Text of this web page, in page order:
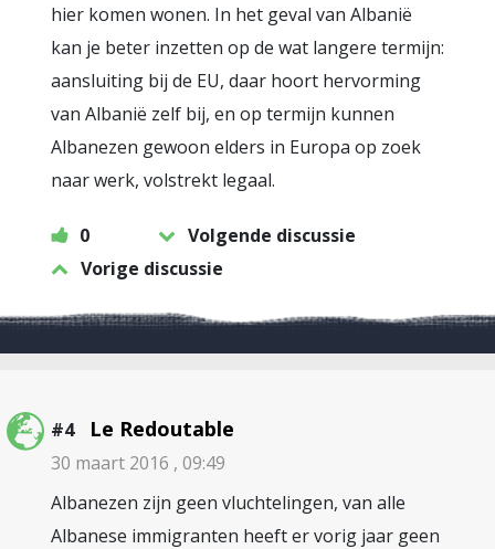
hier komen wonen. In het geval van Albanië
kan je beter inzetten op de wat langere termijn:
aansluiting bij de EU, daar hoort hervorming
van Albanië zelf bij, en op termijn kunnen
Albanezen gewoon elders in Europa op zoek
naar werk, volstrekt legaal.
0
Volgende discussie
Vorige discussie
#4 Le Redoutable
30 maart 2016 , 09:49
Albanezen zijn geen vluchtelingen, van alle
Albanese immigranten heeft er vorig jaar geen